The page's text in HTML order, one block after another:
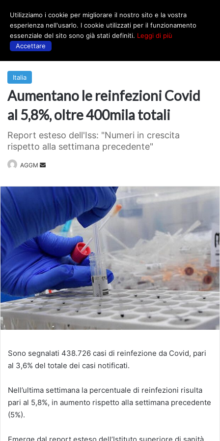
Italia
Aumentano le reinfezioni Covid
al 5,8%, oltre 400mila totali
Report esteso dell'Iss: "Numeri in crescita
rispetto alla settimana precedente"
AGGM
Invia
Sono segnalati 438.726 casi di reinfezione da Covid, pari
al 3,6% del totale dei casi notificati.
Nell’ultima settimana la percentuale di reinfezioni risulta
pari al 5,8%, in aumento rispetto alla settimana precedente
(5%).
Utilizziamo i cookie per migliorare il nostro sito e la vostra
esperienza nell'usarlo. I cookie utilizzati per il funzionamento
essenziale del sito sono già stati definiti. Leggi di più
Accettare